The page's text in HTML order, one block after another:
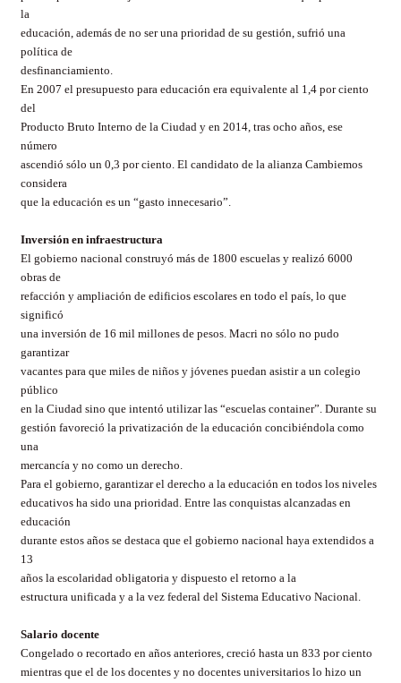
la
educación, además de no ser una prioridad de su gestión, sufrió una
política de
desfinanciamiento.
En 2007 el presupuesto para educación era equivalente al 1,4 por ciento
del
Producto Bruto Interno de la Ciudad y en 2014, tras ocho años, ese
número
ascendió sólo un 0,3 por ciento. El candidato de la alianza Cambiemos
considera
que la educación es un “gasto innecesario”.
Inversión en infraestructura
El gobierno nacional construyó más de 1800 escuelas y realizó 6000
obras de
refacción y ampliación de edificios escolares en todo el país, lo que
significó
una inversión de 16 mil millones de pesos. Macri no sólo no pudo
garantizar
vacantes para que miles de niños y jóvenes puedan asistir a un colegio
público
en la Ciudad sino que intentó utilizar las “escuelas container”. Durante su
gestión favoreció la privatización de la educación concibiéndola como
una
mercancía y no como un derecho.
Para el gobierno, garantizar el derecho a la educación en todos los niveles
educativos ha sido una prioridad. Entre las conquistas alcanzadas en
educación
durante estos años se destaca que el gobierno nacional haya extendidos a
13
años la escolaridad obligatoria y dispuesto el retorno a la
estructura unificada y a la vez federal del Sistema Educativo Nacional.
Salario docente
Congelado o recortado en años anteriores, creció hasta un 833 por ciento
mientras que el de los docentes y no docentes universitarios lo hizo un